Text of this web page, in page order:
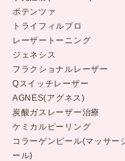
ポテンツァ
トライフィルプロ
レーザートーニング
ジェネシス
フラクショナルレーザー
Qスイッチレーザー
AGNES(アグネス)
炭酸ガスレーザー治療
ケミカルピーリング
コラーゲンピール(マッサー
ール)